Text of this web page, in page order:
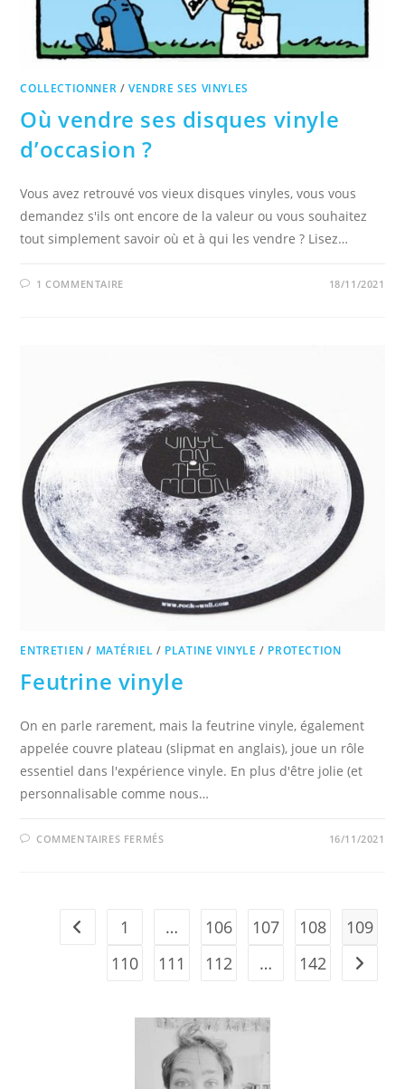
COLLECTIONNER /VENDRE SES VINYLES
Où vendre ses disques vinyle
d’occasion ?
Vous avez retrouvé vos vieux disques vinyles, vous vous
demandez s'ils ont encore de la valeur ou vous souhaitez
tout simplement savoir où et à qui les vendre ? Lisez…
1 COMMENTAIRE 18/11/2021
ENTRETIEN / MATÉRIEL / PLATINE VINYLE / PROTECTION
Feutrine vinyle
On en parle rarement, mais la feutrine vinyle, également
appelée couvre plateau (slipmat en anglais), joue un rôle
essentiel dans l'expérience vinyle. En plus d'être jolie (et
personnalisable comme nous…
COMMENTAIRES FERMÉSSUR 16/11/2021
Go to the previous page
1 … 106 107 108
109
110
111 112 … 142 Aller à